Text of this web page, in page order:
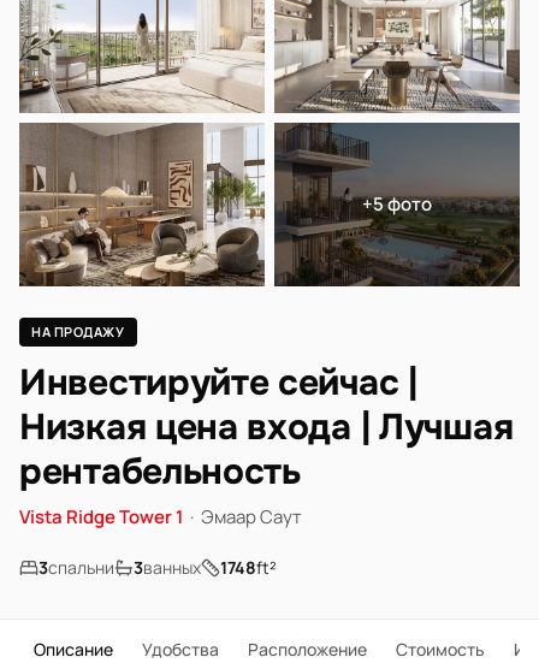
+5 фото
НА ПРОДАЖУ
Инвестируйте сейчас |
Низкая цена входа | Лучшая
рентабельность
Vista Ridge Tower 1 · Эмаар Саут
3спальни 3ванных 1748ft²
Описание Удобства Расположение Стоимость